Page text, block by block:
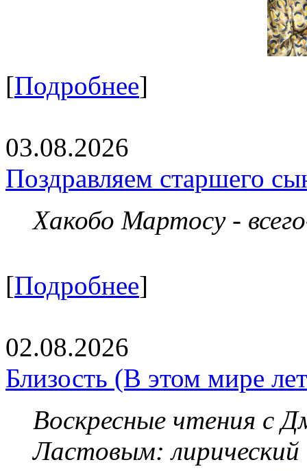
[Подробнее]
03.08.2026
Поздравляем старшего
Хакобо Мартосу -
[Подробнее]
02.08.2026
Близость (В этом мире
Воскресные чтения с
Ластовым: